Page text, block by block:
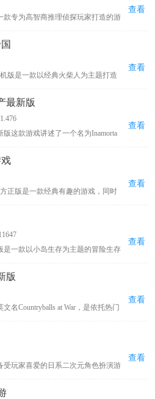
单一，开放了生存模式和上帝模式两
都有着自己的特色之处和不同的游戏
的世界艰难的生存下去，寻找神秘的
开创通往异世界的大门，召唤神话
款专为高智商推理侦探玩家打造的游
真实案件，还支持多人合作共同解
查看
版是一款以经典火柴人为主题打造
戏继承了原来的经典玩法，首先你
贵的黄金和宝石，你可以用它们来
，包括矿工、剑士、弓箭手、重装步
射器、塔等，每个战士都进行了炫酷
查看
最新版
版这款游戏讲述了一个名为Inamorta
计宏伟，地图广袤，在地图上会有
，你将依照不断增加的战争工艺来
，好吸取成熟的战争艺术，游戏关卡
常丰富，绝对会给予你非常刺激的
查看
正版是一款经典有趣的游戏，同时
景立体效果也显得更加的突出，给
击力，而小鸟角色得益于在3D画面
生动可爱，相信能给玩家带来别样的
查看
是一款以小岛生存为主题的冒险生存
上有废弃城市，包含商场、加油站
，但要留意棕熊等野兽带来的威胁
查看
版
名Countryballs at War，是依托热门
阵营执掌政权，统筹资源调配、兵
步扩张国土版图，发展国力登顶超
持简体中文，手动切换即可适配母语
与深度策略博弈，适配策略游戏爱好
查看
受玩家喜爱的日系二次元角色扮演游
动玩法体验紧张刺激探索之旅，游
查看